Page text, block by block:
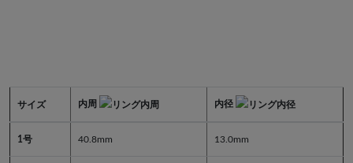
サイズ 内周 内径
1号 40.8mm 13.0mm